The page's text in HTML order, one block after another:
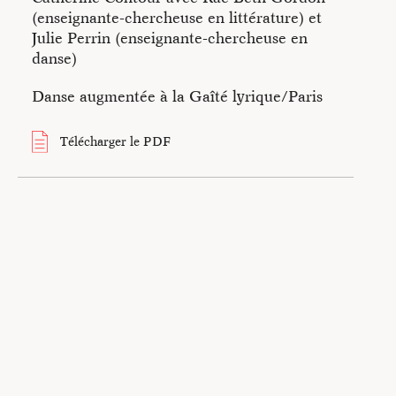
informations sur la démarche de l’artiste Catherine Contour.
(enseignante-chercheuse en littérature) et
Julie Perrin (enseignante-chercheuse en
danse)
Danse augmentée à la Gaîté lyrique/Paris
Télécharger le PDF